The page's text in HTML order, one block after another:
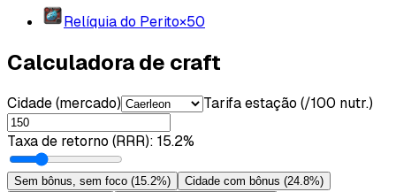
Relíquia do Perito×50
Calculadora de craft
Cidade (mercado) Tarifa estação (/100 nutr.)
Taxa de retorno (RRR): 15.2%
Sem bônus, sem foco (15.2%) Cidade com bônus (24.8%)